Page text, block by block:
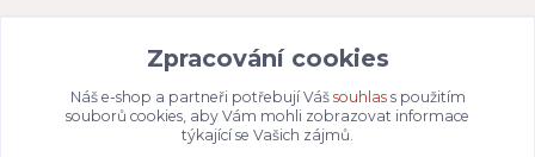
049 80 662
/ DIČ: CZ04980662
info@dizajnvbydleni.cz
940 214 829
Zpracování cookies
Náš e-shop a partneři potřebují Váš souhlass použitím
souborů cookies, aby Vám mohli zobrazovat informace
týkající se Vašich zájmů.